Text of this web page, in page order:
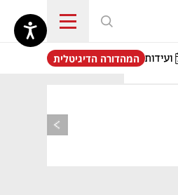
ועידות
נפתח בכרטיסייה חדשה
המהדורה הדיגיטלית